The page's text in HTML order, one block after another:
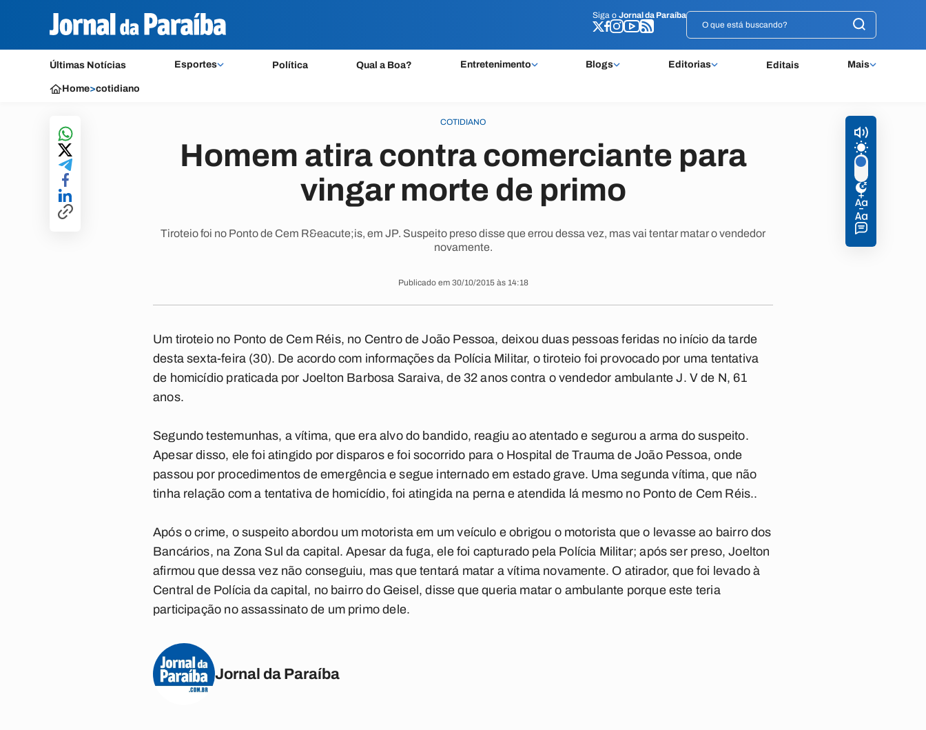
Siga o Jornal da Paraíba
Últimas Notícias Esportes Política Qual a Boa? Entretenimento Blogs Editorias Editais Mais
Siga o Jornal da Paraíba
Home>cotidiano
COTIDIANO
Homem atira contra comerciante para
vingar morte de primo
Tiroteio foi no Ponto de Cem R&eacute;is, em JP. Suspeito preso disse que errou dessa vez, mas vai tentar matar o vendedor
novamente.
Publicado em 30/10/2015 às 14:18
Um tiroteio no Ponto de Cem Réis, no Centro de João Pessoa, deixou duas pessoas feridas no início da tarde
desta sexta-feira (30). De acordo com informações da Polícia Militar, o tiroteio foi provocado por uma tentativa
de homicídio praticada por Joelton Barbosa Saraiva, de 32 anos contra o vendedor ambulante J. V de N, 61
anos.
Segundo testemunhas, a vítima, que era alvo do bandido, reagiu ao atentado e segurou a arma do suspeito.
Apesar disso, ele foi atingido por disparos e foi socorrido para o Hospital de Trauma de João Pessoa, onde
passou por procedimentos de emergência e segue internado em estado grave. Uma segunda vítima, que não
tinha relação com a tentativa de homicídio, foi atingida na perna e atendida lá mesmo no Ponto de Cem Réis..
Após o crime, o suspeito abordou um motorista em um veículo e obrigou o motorista que o levasse ao bairro dos
Bancários, na Zona Sul da capital. Apesar da fuga, ele foi capturado pela Polícia Militar; após ser preso, Joelton
afirmou que dessa vez não conseguiu, mas que tentará matar a vítima novamente. O atirador, que foi levado à
Central de Polícia da capital, no bairro do Geisel, disse que queria matar o ambulante porque este teria
participação no assassinato de um primo dele.
Jornal da Paraíba